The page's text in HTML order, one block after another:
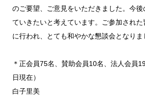
のご要望、ご意見をいただきました。今後
ていきたいと考えています。ご参加され
に行われ、とても和やかな懇談会となりま
＊正会員75名、賛助会員10名、法人会員
日現在）
白子里美